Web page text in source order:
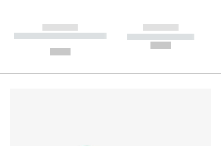
------------
----------- ----------- --------
------------
----------- -----------